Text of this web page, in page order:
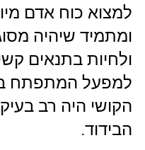
למצוא כוח אדם
ומתמיד שיהיה
ולחיות בתנאים
למפעל המתפתח
הקושי היה רב
הבידוד.